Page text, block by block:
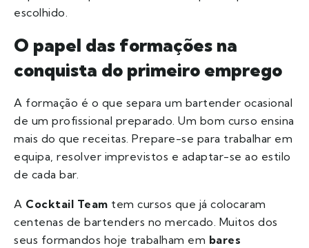
escolhido.
O papel das formações na
conquista do primeiro emprego
A formação é o que separa um bartender ocasional
de um profissional preparado. Um bom curso ensina
mais do que receitas. Prepare-se para trabalhar em
equipa, resolver imprevistos e adaptar-se ao estilo
de cada bar.
A Cocktail Team tem cursos que já colocaram
centenas de bartenders no mercado. Muitos dos
seus formandos hoje trabalham em bares